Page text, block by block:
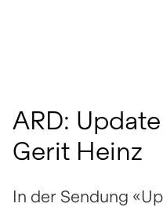
ARD:
Gerit Heinz
In der Sendung